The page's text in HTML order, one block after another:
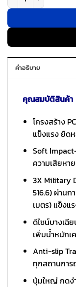
คำอธิบาย
คุณสมบัติสินค้า
โครงสร้าง
แข็งแรง ยืด
Soft
ความเสียหา
3X Military
516.6) ผ่าน
เมตร) แข็งแ
ดีไซน์บางเฉี
เพิ่มน้ำหนักเ
Anti-slip
ทุกสถานกา
ปุ่มใหญ่ กดง่